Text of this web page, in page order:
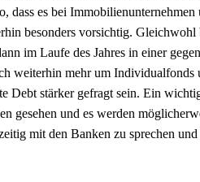
dass es bei
besonders vorsichtig.
im Laufe des Jahres in einer
weiterhin mehr um Individualfonds
Debt stärker gefragt sein. Ein
gesehen und es werden
mit den Banken zu sprechen